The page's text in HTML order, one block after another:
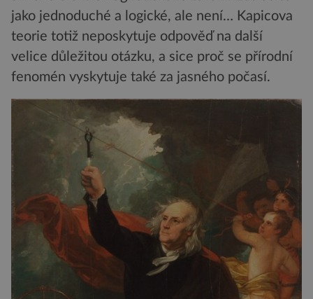
jako jednoduché a logické, ale není… Kapicova
teorie totiž neposkytuje odpověď na další
velice důležitou otázku, a sice proč se přírodní
fenomén vyskytuje také za jasného počasí.